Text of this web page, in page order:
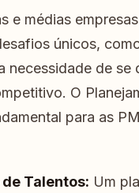
e médias
únicos,
necessidade de se
O
para as
Talentos: Um